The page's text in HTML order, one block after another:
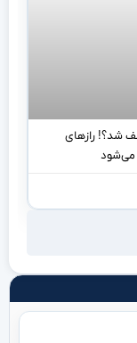
شد؟! رازهای
می‌شود